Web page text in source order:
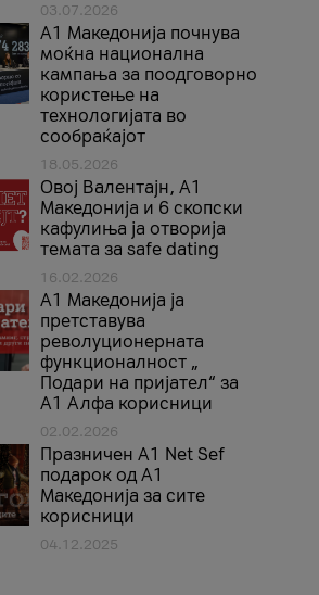
03.07.2026
A1 Македонија почнува
моќна национална
кампања за поодговорно
користење на
технологијата во
сообраќајот
18.05.2026
Овој Валентајн, A1
Македонија и 6 скопски
кафулиња ја отворија
темата за safe dating
16.02.2026
А1 Македонија ја
претставува
револуционерната
функционалност „
Подари на пријател“ за
А1 Алфа корисници
02.02.2026
Празничен A1 Net Sеf
подарок од А1
Македонија за сите
корисници
04.12.2025